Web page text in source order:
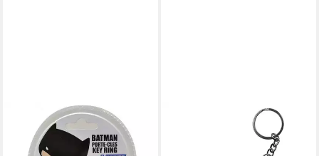
PLASTOY
Schlüsselanhänger DC
Comics - Batman Chibi
Schlüsselanhänger Hunter x
Hunter: Schlüsselanhänger